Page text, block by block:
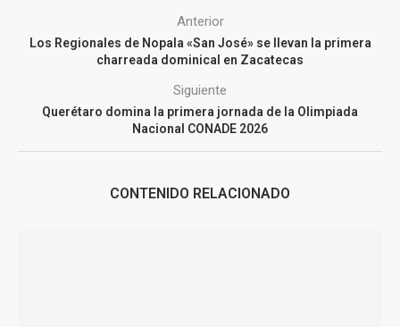
Anterior
Los Regionales de Nopala «San José» se llevan la primera
charreada dominical en Zacatecas
Siguiente
Querétaro domina la primera jornada de la Olimpiada
Nacional CONADE 2026
CONTENIDO RELACIONADO